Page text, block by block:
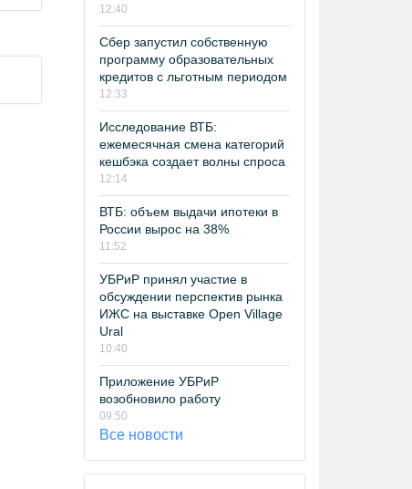
12:40
Сбер запустил собственную
программу образовательных
кредитов с льготным периодом
12:33
Исследование ВТБ:
ежемесячная смена категорий
кешбэка создает волны спроса
12:14
ВТБ: объем выдачи ипотеки в
России вырос на 38%
11:52
УБРиР принял участие в
обсуждении перспектив рынка
ИЖС на выставке Open Village
Ural
10:40
Приложение УБРиР
возобновило работу
09:50
Все новости